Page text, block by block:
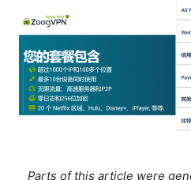
Parts of this article were